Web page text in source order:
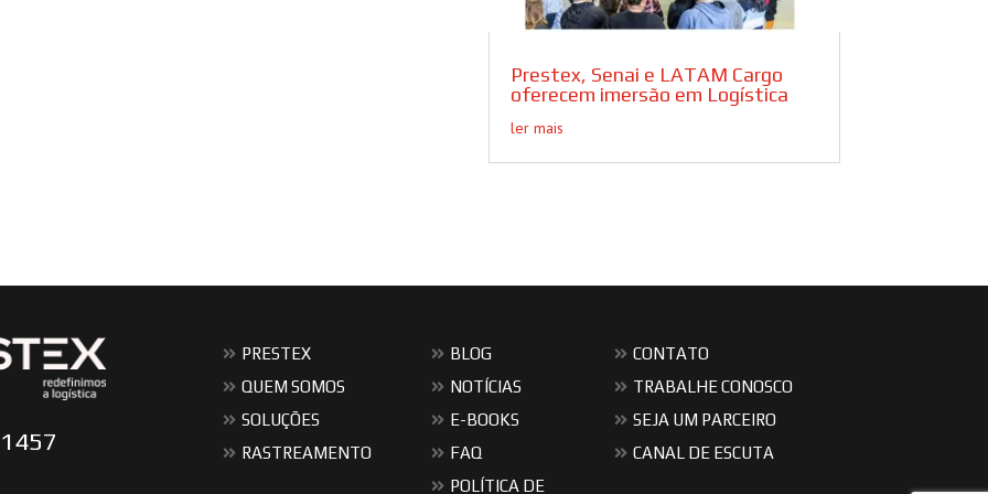
Prestex, Senai e LATAM Cargo
oferecem imersão em Logística
ler mais
PRESTEX
QUEM SOMOS
SOLUÇÕES
RASTREAMENTO
BLOG
NOTÍCIAS
E-BOOKS
FAQ
POLÍTICA DE
CONTATO
TRABALHE CONOSCO
SEJA UM PARCEIRO
CANAL DE ESCUTA